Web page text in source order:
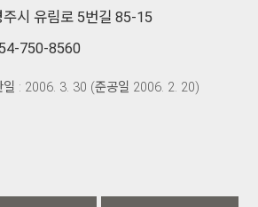
주시 유림로 5번길 85-15
750-8560
일 : 2006. 3. 30 (준공일 2006. 2. 20)